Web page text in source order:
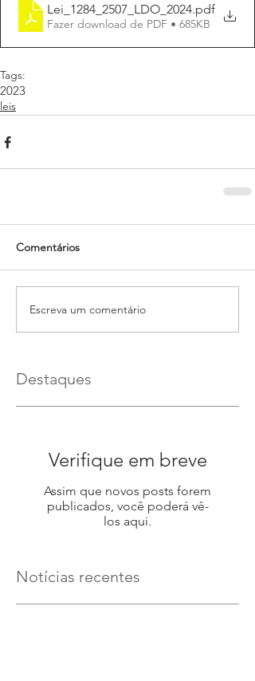
Lei_1284_2507_LDO_2024.pdf
Fazer download de PDF • 685KB
Tags:
2023
leis
Comentários
Escreva um comentário
Destaques
Verifique em breve
Assim que novos posts forem
publicados, você poderá vê-
los aqui.
Notícias recentes